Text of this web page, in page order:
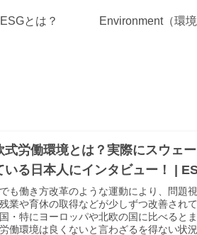
ESGとは？ Environment（環境
式労働環境とは？実際にスウェ
いる日本人にインタビュー！ |
も働き方改革のような運動により、問題
業や育休の取得などが少しずつ改善され
・特にヨーロッパや北欧の国に比べると
働環境は良くないと言わざるを得ない状況